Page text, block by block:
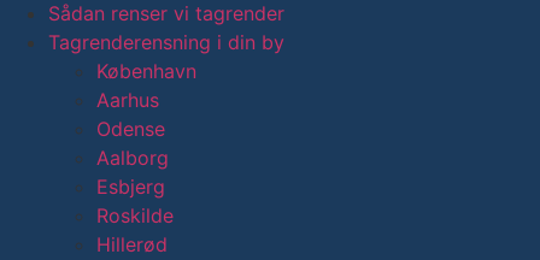
Sådan renser vi tagrender
Tagrenderensning i din by
København
Aarhus
Odense
Aalborg
Esbjerg
Roskilde
Hillerød